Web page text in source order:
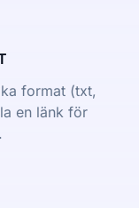
format (txt,
en länk för